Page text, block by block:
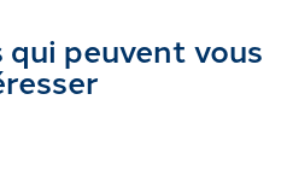
peuvent vous